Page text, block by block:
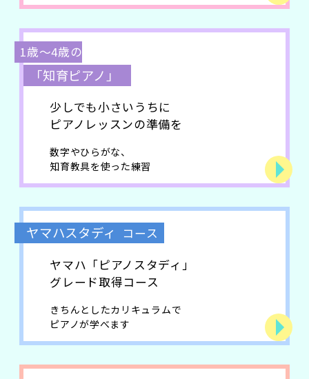
1歳〜4歳の
「知育ピアノ」
少しでも小さいうちに
ピアノレッスンの準備を
数字やひらがな、
知育教具を使った練習
ヤマハスタディ
コース
ヤマハ「ピアノスタディ」
グレード取得コース
きちんとしたカリキュラムで
ピアノが学べます